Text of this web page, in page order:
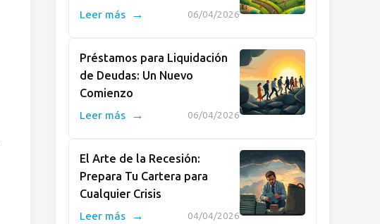
06/04/2026
Leer más →
Préstamos para Liquidación
de Deudas: Un Nuevo
Comienzo
06/04/2026
Leer más →
El Arte de la Recesión:
Prepara Tu Cartera para
Cualquier Crisis
04/04/2026
Leer más →